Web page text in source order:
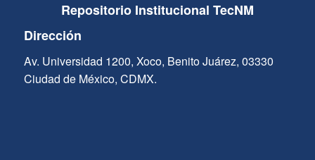
Repositorio Institucional TecNM
Dirección
Av. Universidad 1200, Xoco, Benito Juárez, 03330
Ciudad de México, CDMX.